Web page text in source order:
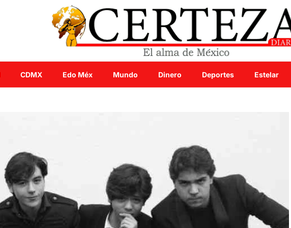
CDMX Edo Méx Mundo Dinero Deportes Estelar